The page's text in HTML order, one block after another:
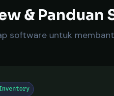
& Panduan
software untuk